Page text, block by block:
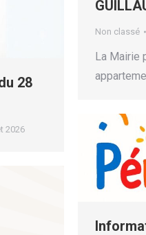
Non classé
​La Mairie
28
2026